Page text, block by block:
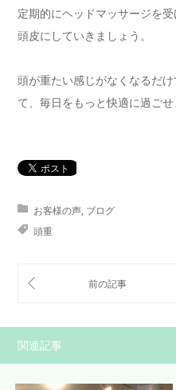
定期的にヘッドマッサージを
頭皮にしていきましょう。
頭が重たい感じがなくなるだ
て、毎日をもっと快適に過ごせ
お客様の声, ブログ
頭重
関連記事